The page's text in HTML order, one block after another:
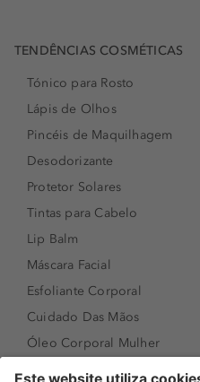
TENDÊNCIAS COSMÉTICAS
Tónico para Rosto
Lápis de Olhos
Pincéis de Maquilhagem
Desodorizante
Protetor Solares
Tintas para Cabelo
Lip Balm
Máscara Facial
Esfoliante Corporal
Cuidado Das Mãos
Óleo Corporal Mulher